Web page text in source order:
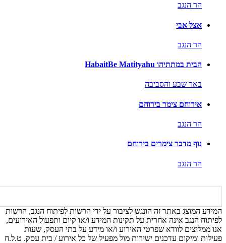
הר הנגב
אצל אבי
הר הנגב
הבית במתתיהו HabaitBe Matityahu
באר שבע והסביבה
אירוחם צימר בירוחם
הר הנגב
נוף מדבר צימרים בירוחם
הר הנגב
המידע המוצג באתר זה הונגש לציבור על ידי הרשות לפיתוח הנגב, הרשות
לפיתוח הנגב אינה אחרית על תקינות המידע ו/או קיום ותפעול האירועים,
אנו ממליצים לוודא שפרטי האירוע ו/או מידע על בתי העסק, שעות
פעילות ומיקום עדכנים ישירות מול מפעיל של כל אירוע / בית עסק. ט.ל.ח